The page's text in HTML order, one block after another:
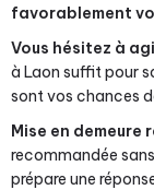
favorablement
Vous hésitez à
à Laon suffit pour
sont vos chances
Mise en demeure
recommandée
prépare une